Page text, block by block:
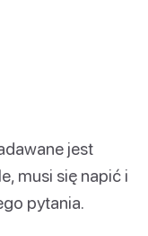
jest
musi się napić i
pytania.